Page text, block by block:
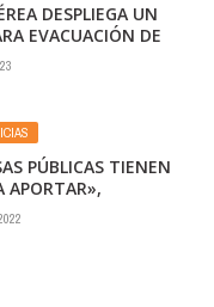
DESPLIEGA UN
EVACUACIÓN DE
EN ISRAEL
PÚBLICAS TIENEN
APORTAR»,
CERIANI